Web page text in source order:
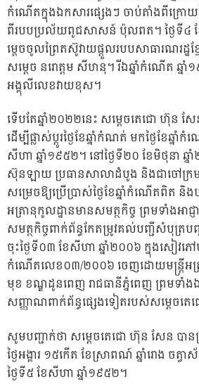
កំណើតក្នុងឯកសារផ្សេងៗ ចាប់តាំងពីក្រោយ
ពីរបបប្រល័យពូជសាសន៍ ប៉ុលពត។ ថ្ងៃទី៤ ខ
ម្តេចចូលព្រៃតស៊ូវាយផ្តួលរបបសាធារណរដ្ឋខ្ម
សម្តេច នរោត្តម សីហនុ។ រីឯឆ្នាំកំណើត ឆ្នាំ១
អង្គុលីលេខវាយខុស។
ទើបតែឆ្នាំ២០២២នេះ សម្តេចតេជោ ហ៊ុន ស
ដើម្បីផ្លាស់ប្តូរថ្ងៃខែឆ្នាំកំណត់ មកថ្ងៃខែឆ្ន
សីហា ឆ្នាំ១៩៥២។ នៅថ្ងៃទី២០ ខែមិថុនា ឆ្
ស៊ុនឡាយ ប្រធានសាលាដំបូង និងជាចៅក្រ
សម្រេចឱ្យប្រើប្រាស់ថ្ងៃខែឆ្នាំកំណើតពិត និងប
អត្រានុកូលដ្ឋានមានសមត្ថកិច្ច ព្រមទាំងអាជ្
សមត្ថកិច្ចពាក់ព័ន្ធកែតម្រូវគល់បញ្ជីសំបុត្
ចុះថ្ងៃទី០៣ ខែសីហា ឆ្នាំ២០០៦ ក្នុងសៀវភៅ
កំណើតលេខ០៣/២០០៦ ចេញដោយមន្ត្រីអត្
មុខ ខណ្ឌដូនពេញ រាជធានីភ្នំពេញ ព្រមទាំង
សញ្ញាណពាក់ព័ន្ធផ្សេងទៀតរបស់សម្តេចត
សូមបញ្ជាក់ថា សម្តេចតេជោ ហ៊ុន សែន ប
ថ្ងៃអង្គារ ១៥កើត ខែស្រាពណ៍ ឆ្នាំរោង ចត្
ថ្ងៃទី៥ ខែសីហា ឆ្នាំ១៩៥២។